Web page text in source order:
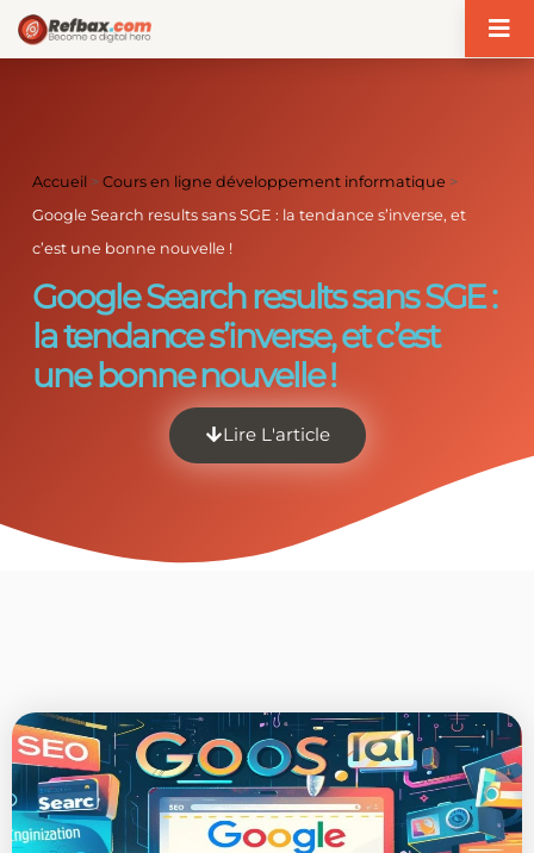
Accueil >Cours en ligne développement informatique >
Google Search results sans SGE : la tendance s’inverse, et
c’est une bonne nouvelle !
Google Search results sans SGE :
la tendance s’inverse, et c’est
une bonne nouvelle !
Lire L'article
Panneau de gestion des cookies